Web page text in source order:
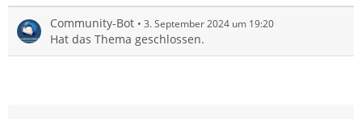
Community-Bot 3. September 2024 um 19:20
Hat das Thema geschlossen.